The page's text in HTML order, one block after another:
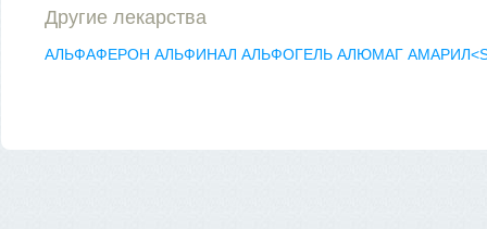
Другие лекарства
АЛЬФАФЕРОН АЛЬФИНАЛ АЛЬФОГЕЛЬ АЛЮМАГ